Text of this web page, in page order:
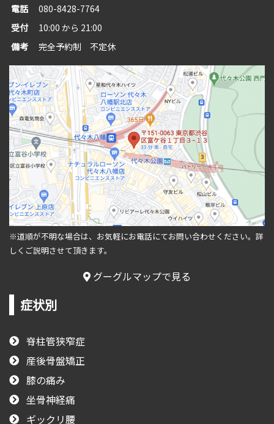
電話
080-8428-7764
受付
10:00 から 21:00
備考
完全予約制 不定休
※道順が不明な場合は、お気軽にお電話にてお問い合わせください。 詳
しくご説明させて頂きます。
グーグルマップで見る
症状別
脊柱管狭窄症
産後骨盤矯正
膝の痛み
坐骨神経痛
ギックリ腰